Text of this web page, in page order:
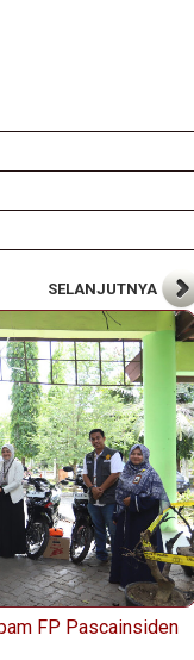
SELANJUTNYA
FP Pascainsiden